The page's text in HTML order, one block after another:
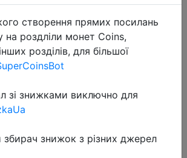
Cooler Bag
Oxford Portable Zipper
Camping Picnic Bag
створення прямих посилань
на роздліли монет Coins,
розділів, для більшої
зі знижками виключно для
знижок з різних джерел